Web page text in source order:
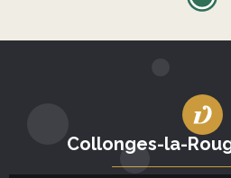
Collonges-la-